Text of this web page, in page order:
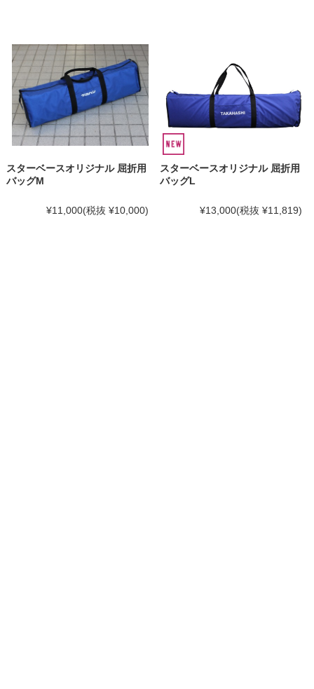
スターベースオリジナル 屈折用
バッグM
¥11,000(税抜 ¥10,000)
スターベースオリジナル 屈折用
バッグL
¥13,000(税抜 ¥11,819)